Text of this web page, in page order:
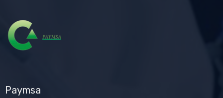
Paymsa